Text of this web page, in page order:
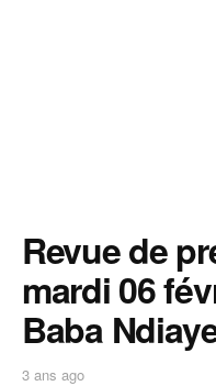
Revue de
mardi 06
Baba
3 ans ago